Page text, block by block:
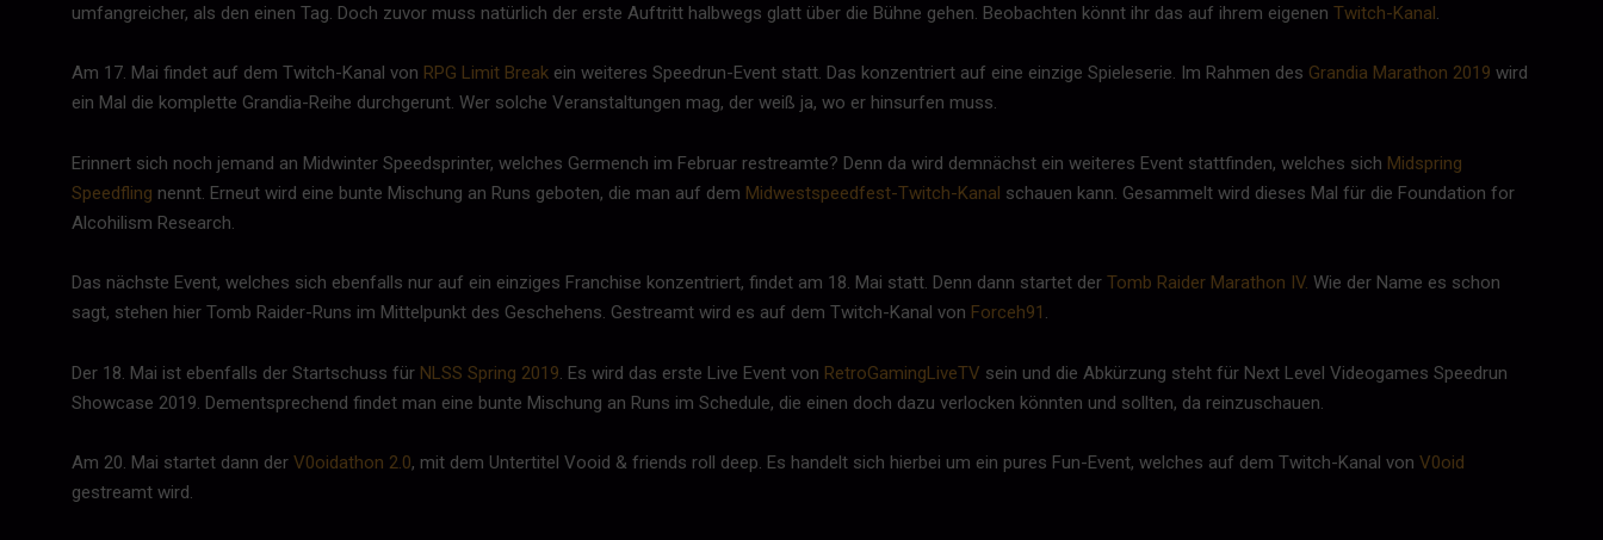
umfangreicher, als den einen Tag. Doch zuvor muss natürlich der erste Auftritt halbwegs glatt über die Bühne gehen. Beobachten könnt ihr das auf ihrem eigenen Twitch-Kanal.
Am 17. Mai findet auf dem Twitch-Kanal von RPG Limit Break ein weiteres Speedrun-Event statt. Das konzentriert auf eine einzige Spieleserie. Im Rahmen des Grandia Marathon 2019 wird
ein Mal die komplette Grandia-Reihe durchgerunt. Wer solche Veranstaltungen mag, der weiß ja, wo er hinsurfen muss.
Erinnert sich noch jemand an Midwinter Speedsprinter, welches Germench im Februar restreamte? Denn da wird demnächst ein weiteres Event stattfinden, welches sich Midspring
Speedfling nennt. Erneut wird eine bunte Mischung an Runs geboten, die man auf dem Midwestspeedfest-Twitch-Kanal schauen kann. Gesammelt wird dieses Mal für die Foundation for
Alcohilism Research.
Das nächste Event, welches sich ebenfalls nur auf ein einziges Franchise konzentriert, findet am 18. Mai statt. Denn dann startet der Tomb Raider Marathon IV. Wie der Name es schon
sagt, stehen hier Tomb Raider-Runs im Mittelpunkt des Geschehens. Gestreamt wird es auf dem Twitch-Kanal von Forceh91 .
Der 18. Mai ist ebenfalls der Startschuss für NLSS Spring 2019. Es wird das erste Live Event von RetroGamingLiveTV sein und die Abkürzung steht für Next Level Videogames Speedrun
Showcase 2019. Dementsprechend findet man eine bunte Mischung an Runs im Schedule, die einen doch dazu verlocken könnten und sollten, da reinzuschauen.
Am 20. Mai startet dann der V0oidathon 2.0, mit dem Untertitel Vooid & friends roll deep. Es handelt sich hierbei um ein pures Fun-Event, welches auf dem Twitch-Kanal von V0oid
gestreamt wird.